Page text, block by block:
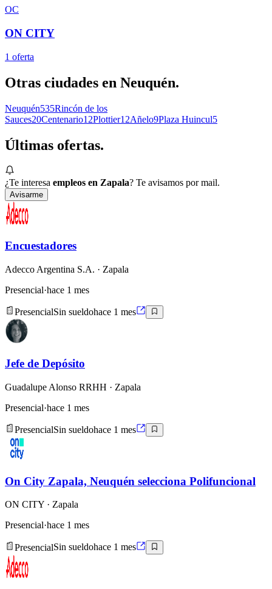
OC
ON CITY
1 oferta
Otras ciudades en Neuquén.
Neuquén535Rincón de los
Sauces20Centenario12Plottier12Añelo9Plaza Huincul5
Últimas ofertas.
¿Te interesa empleos en Zapala? Te avisamos por mail.
Avisarme
Encuestadores
Adecco Argentina S.A. · Zapala
Presencial·hace 1 mes
PresencialSin sueldohace 1 mes
Jefe de Depósito
Guadalupe Alonso RRHH · Zapala
Presencial·hace 1 mes
PresencialSin sueldohace 1 mes
On City Zapala, Neuquén selecciona Polifuncional
ON CITY · Zapala
Presencial·hace 1 mes
PresencialSin sueldohace 1 mes